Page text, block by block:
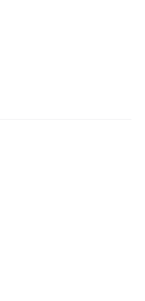
Viber
в Whatsapp
в Messenger
в LinkedIn
Google news
в Viber
в LinkedIn